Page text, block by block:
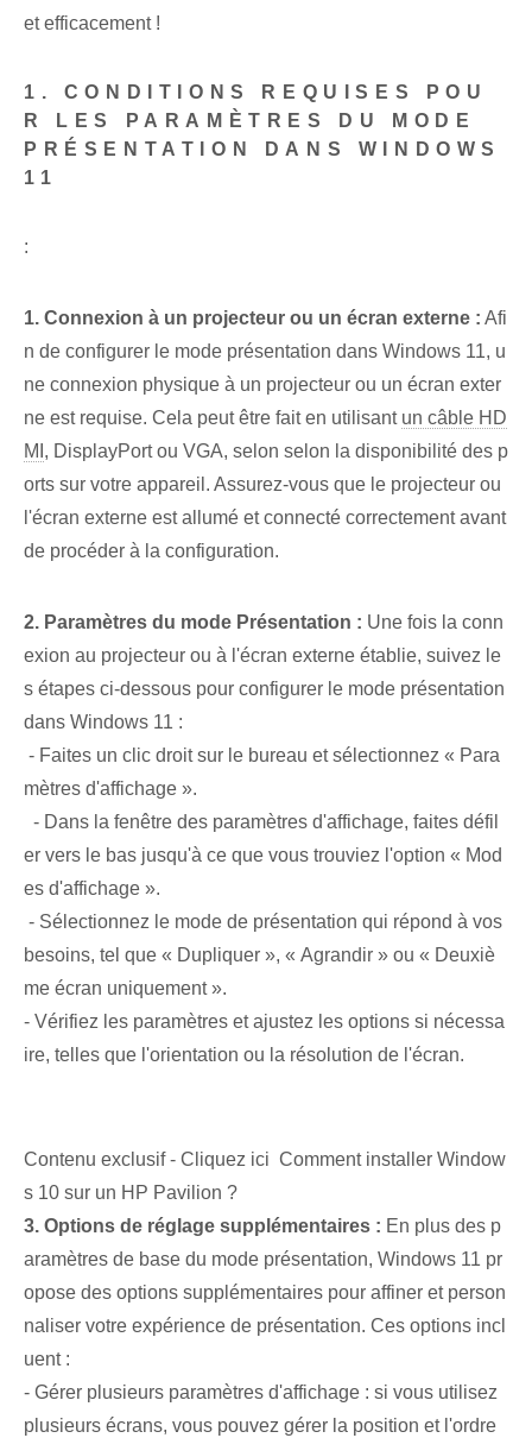
et efficacement !
1. CONDITIONS REQUISES POU
R LES PARAMÈTRES DU MODE ⁤
PRÉSENTATION‍ DANS WINDOWS
11
:
1. Connexion à un projecteur ou un écran externe : Afi
n de configurer le mode présentation dans Windows 11, u
ne connexion physique à un projecteur ou un écran exter
ne est requise. Cela peut être fait en utilisant un câble HD
MI , ⁢DisplayPort ou VGA, selon‌ selon la disponibilité des p
orts sur votre appareil. Assurez-vous que le projecteur ou
l'écran externe est allumé et connecté correctement avant
de procéder à la configuration.
2. Paramètres du mode Présentation : Une fois la conn
exion au projecteur ou à l'écran externe établie, suivez le
s étapes ci-dessous pour configurer le mode présentation
dans Windows 11 :
⁢ -⁣ Faites un clic droit⁤ sur le bureau et‍ sélectionnez⁢ « Para
mètres d'affichage⁣ ».
⁤ ‍ -‍ Dans la fenêtre des paramètres d'affichage, faites défil
er vers le bas jusqu'à ce que vous trouviez l'option « Mod
es d'affichage ».
​ -‌ Sélectionnez le ⁢mode de présentation qui ⁢répond à vos
besoins, tel que⁤ « Dupliquer », « Agrandir » ou « Deuxiè
me écran uniquement ».
-‍ Vérifiez les paramètres et ajustez les options si nécessa
ire, telles que l'orientation ou la résolution de l'écran.
Contenu exclusif - Cliquez ici Comment installer Window
s 10 sur un HP Pavilion ?
3. Options de réglage supplémentaires : En plus des p
aramètres de base du mode présentation, Windows 11 pr
opose des options supplémentaires pour affiner et person
naliser votre expérience de présentation. Ces options incl
uent :
-‍ Gérer plusieurs paramètres d'affichage : si vous utilisez
plusieurs écrans, vous pouvez gérer la position et l'ordre